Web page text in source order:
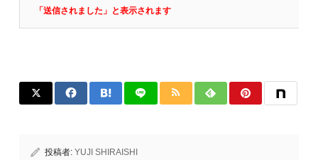
「送信されました」と表示されます
投稿者:YUJI SHIRAISHI